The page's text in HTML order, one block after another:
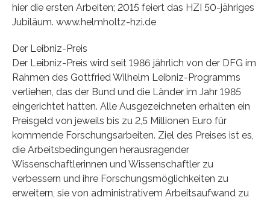
hier die ersten Arbeiten; 2015 feiert das HZI 50-jähriges
Jubiläum. www.helmholtz-hzi.de
Der Leibniz-Preis
Der Leibniz-Preis wird seit 1986 jährlich von der DFG im
Rahmen des Gottfried Wilhelm Leibniz-Programms
verliehen, das der Bund und die Länder im Jahr 1985
eingerichtet hatten. Alle Ausgezeichneten erhalten ein
Preisgeld von jeweils bis zu 2,5 Millionen Euro für
kommende Forschungsarbeiten. Ziel des Preises ist es,
die Arbeitsbedingungen herausragender
Wissenschaftlerinnen und Wissenschaftler zu
verbessern und ihre Forschungsmöglichkeiten zu
erweitern, sie von administrativem Arbeitsaufwand zu